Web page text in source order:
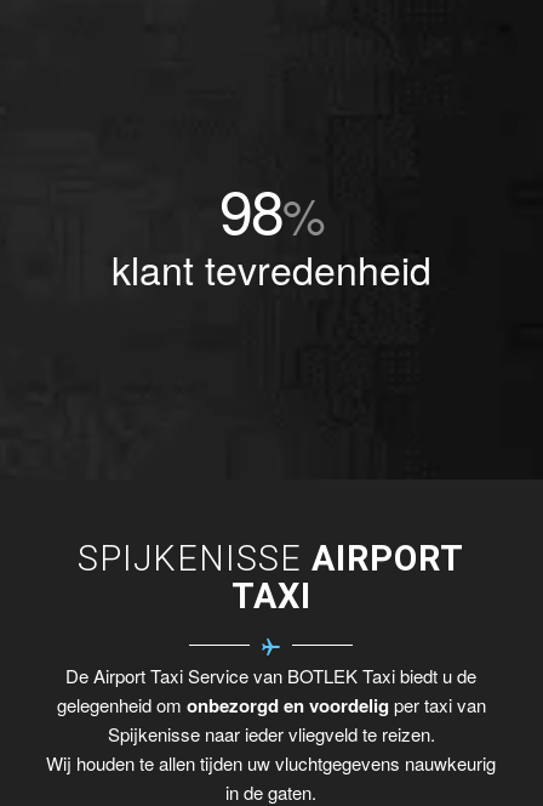
98%
klant tevredenheid
SPIJKENISSEAIRPORT
TAXI
De Airport Taxi Service van BOTLEK Taxi biedt u de
gelegenheid om onbezorgd en voordelig per taxi van
Spijkenisse naar ieder vliegveld te reizen.
Wij houden te allen tijden uw vluchtgegevens nauwkeurig
in de gaten.